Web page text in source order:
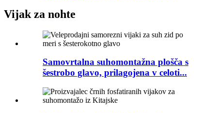
Vijak za nohte
Samovrtalna suhomontažna plošča s
šestrobo glavo, prilagojena v celoti...